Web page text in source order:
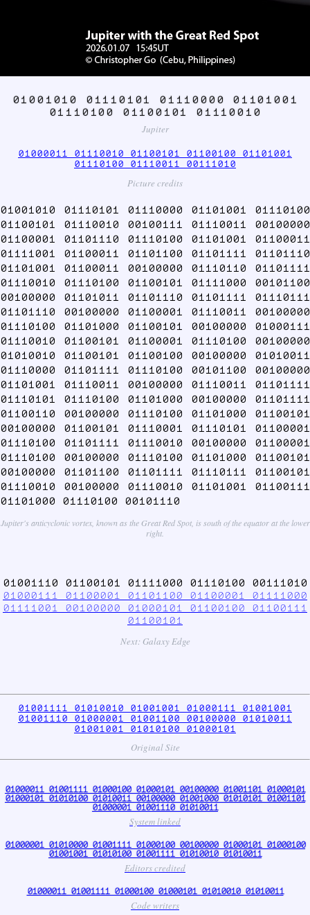
01001010 01110101 01110000 01101001
01110100 01100101 01110010
Jupiter
01000011 01110010 01100101 01100100 01101001
01110100 01110011 00111010
Picture credits
01001010 01110101 01110000 01101001 01110100
01100101 01110010 00100111 01110011 00100000
01100001 01101110 01110100 01101001 01100011
01111001 01100011 01101100 01101111 01101110
01101001 01100011 00100000 01110110 01101111
01110010 01110100 01100101 01111000 00101100
00100000 01101011 01101110 01101111 01110111
01101110 00100000 01100001 01110011 00100000
01110100 01101000 01100101 00100000 01000111
01110010 01100101 01100001 01110100 00100000
01010010 01100101 01100100 00100000 01010011
01110000 01101111 01110100 00101100 00100000
01101001 01110011 00100000 01110011 01101111
01110101 01110100 01101000 00100000 01101111
01100110 00100000 01110100 01101000 01100101
00100000 01100101 01110001 01110101 01100001
01110100 01101111 01110010 00100000 01100001
01110100 00100000 01110100 01101000 01100101
00100000 01101100 01101111 01110111 01100101
01110010 00100000 01110010 01101001 01100111
01101000 01110100 00101110
Jupiter's anticyclonic vortex, known as the Great Red Spot, is south of the equator at the lower
right.
01001110 01100101 01111000 01110100 00111010
01000111 01100001 01101100 01100001 01111000
01111001 00100000 01000101 01100100 01100111
01100101
Next: Galaxy Edge
01001111 01010010 01001001 01000111 01001001
01001110 01000001 01001100 00100000 01010011
01001001 01010100 01000101
Original Site
01000011 01001111 01000100 01000101 00100000 01001101 01000101
01000101 01010100 01010011 00100000 01001000 01010101 01001101
01000001 01001110 01010011
System linked
01000001 01010000 01001111 01000100 00100000 01000101 01000100
01001001 01010100 01001111 01010010 01010011
Editors credited
01000011 01001111 01000100 01000101 01010010 01010011
Code writers